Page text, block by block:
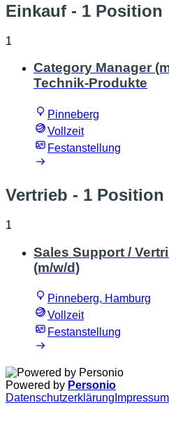
Einkauf - 1 Position
1
Category Manager
Technik-Produkte
Pinneberg
Vollzeit
Festanstellung
Vertrieb - 1 Position
1
Sales Support /
(m/w/d)
Pinneberg, Hamburg
Vollzeit
Festanstellung
Powered by Personio
Datenschutzerklärung Impressum